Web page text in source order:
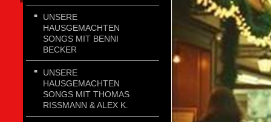
UNSERE
HAUSGEMACHTEN
SONGS MIT BENNI
BECKER
UNSERE
HAUSGEMACHTEN
SONGS MIT THOMAS
RISSMANN & ALEX K.